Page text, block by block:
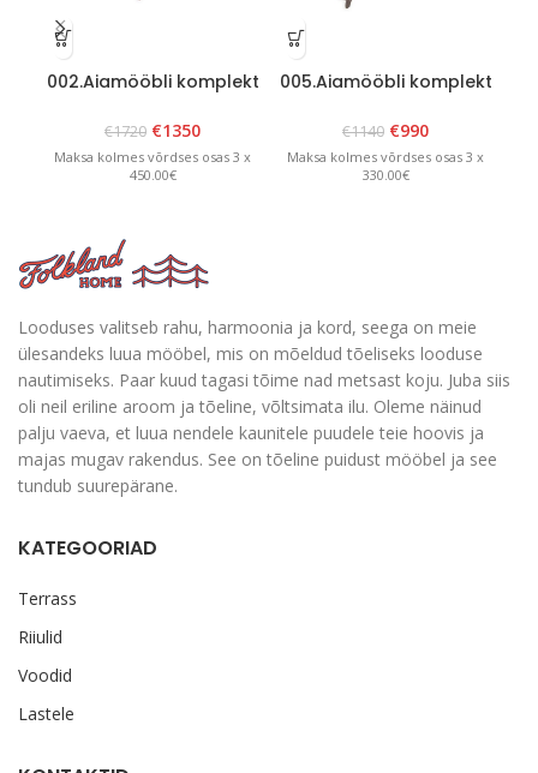
002.Aiamööbli komplekt
€1720 €1350
Maksa kolmes võrdses osas 3 x
450.00€
005.Aiamööbli komplekt
€1140 €990
Maksa kolmes võrdses osas 3 x
330.00€
Looduses valitseb rahu, harmoonia ja kord, seega on meie
ülesandeks luua mööbel, mis on mõeldud tõeliseks looduse
nautimiseks. Paar kuud tagasi tõime nad metsast koju. Juba siis
oli neil eriline aroom ja tõeline, võltsimata ilu. Oleme näinud
palju vaeva, et luua nendele kaunitele puudele teie hoovis ja
majas mugav rakendus. See on tõeline puidust mööbel ja see
tundub suurepärane.
KATEGOORIAD
Terrass
Riiulid
Voodid
Lastele